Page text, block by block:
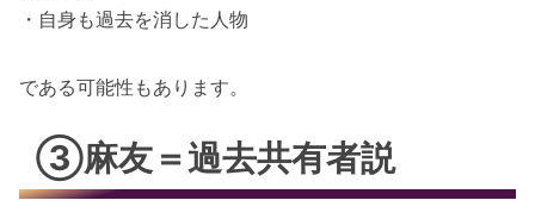
・自身も過去を消した人物
である可能性もあります。
③麻友＝過去共有者説